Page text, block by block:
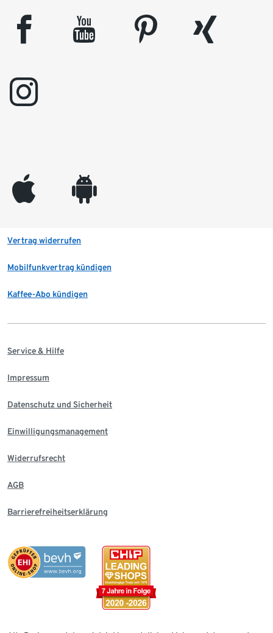
facebook youtube pinterest
xing
instagram
appleinc android
Vertrag widerrufen
Mobilfunkvertrag kündigen
Kaffee-Abo kündigen
Service & Hilfe
Impressum
Datenschutz und Sicherheit
Einwilligungsmanagement
Widerrufsrecht
AGB
Barrierefreiheitserklärung